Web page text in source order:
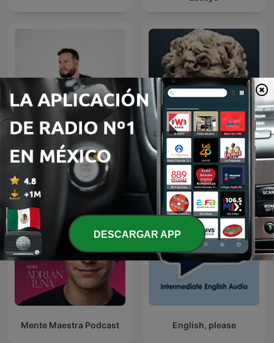
Diego Ruzzarin Tu Desarrollo Personal
Mente Maestra Podcast English, please
DESCARGAR APP